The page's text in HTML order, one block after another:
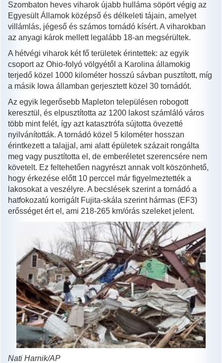
Szombaton heves viharok újabb hulláma söpört végig az
Egyesült Államok középső és délkeleti tájain, amelyet
villámlás, jégeső és számos tornádó kísért. A viharokban
az anyagi károk mellett legalább 18-an megsérültek.
A hétvégi viharok két fő területek érintettek: az egyik
csoport az Ohio-folyó völgyétől a Karolina államokig
terjedő közel 1000 kilométer hosszú sávban pusztított, míg
a másik Iowa államban gerjesztett közel 30 tornádót.
Az egyik legerősebb Mapleton településen robogott
keresztül, és elpusztította az 1200 lakost számláló város
több mint felét, így azt katasztrófa sújtotta övezetté
nyilvánították. A tornádó közel 5 kilométer hosszan
érintkezett a talajjal, ami alatt épületek százait rongálta
meg vagy pusztította el, de emberéletet szerencsére nem
követelt. Ez feltehetően nagyrészt annak volt köszönhető,
hogy érkezése előtt 10 perccel már figyelmeztették a
lakosokat a veszélyre. A becslések szerint a tornádó a
hatfokozatú korrigált Fujita-skála szerint hármas (EF3)
erősséget ért el, ami 218-265 km/órás szeleket jelent.
Nati Harnik/AP